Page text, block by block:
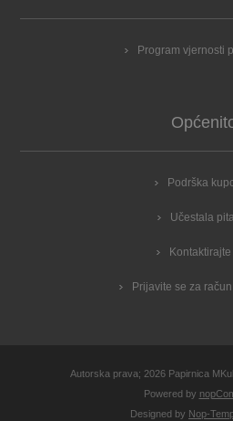
Program vjernosti
Podrška
Učestala
Prijavite se za
Autorska prava; 2026 Papirnica
Powered by
Designed by Nop-